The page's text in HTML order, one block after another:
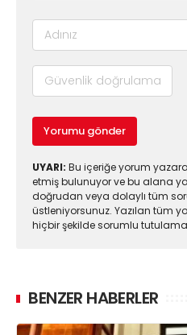
Yorumu gönder
UYARI: Bu içeriğe yorum
etmiş bulunuyor ve bu alana
doğrudan veya dolaylı tüm
üstleniyorsunuz. Yazılan tüm
hiçbir şekilde sorumlu
BENZER HABERLER